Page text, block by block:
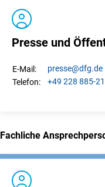
Presse und
E-Mail: presse@dfg.de
Telefon:
+49 228 885-
Fachliche